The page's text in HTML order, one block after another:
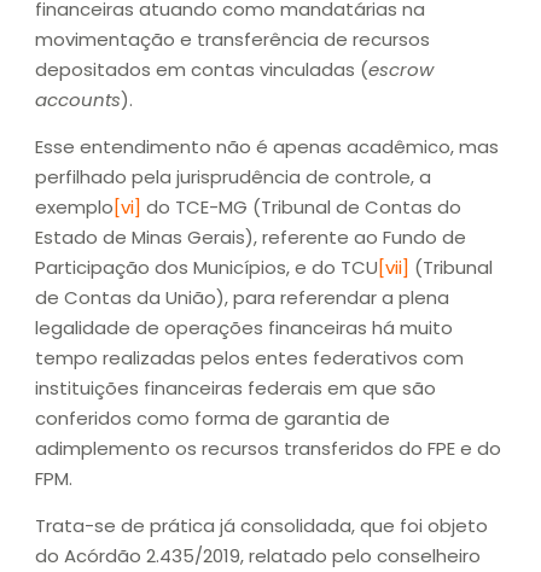
financeiras atuando como mandatárias na
movimentação e transferência de recursos
depositados em contas vinculadas (escrow
accounts).
Esse entendimento não é apenas acadêmico, mas
perfilhado pela jurisprudência de controle, a
exemplo[vi] do TCE-MG (Tribunal de Contas do
Estado de Minas Gerais), referente ao Fundo de
Participação dos Municípios, e do TCU[vii] (Tribunal
de Contas da União), para referendar a plena
legalidade de operações financeiras há muito
tempo realizadas pelos entes federativos com
instituições financeiras federais em que são
conferidos como forma de garantia de
adimplemento os recursos transferidos do FPE e do
FPM.
Trata-se de prática já consolidada, que foi objeto
do Acórdão 2.435/2019, relatado pelo conselheiro